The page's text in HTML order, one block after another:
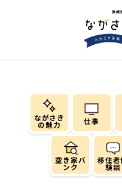
ながさき
の魅力
仕事
空き家バ
ンク
移住者
験談